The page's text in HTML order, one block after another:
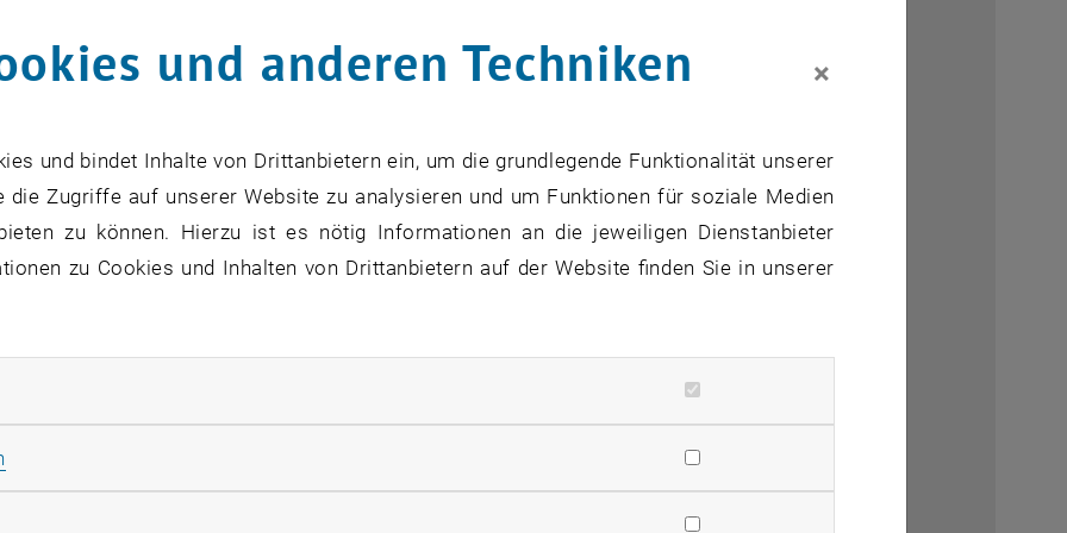
und anderen Techniken ×
und bindet Inhalte von Drittanbietern ein, um die grundlegende Funktionalität unserer
Zugriffe auf unserer Website zu analysieren und um Funktionen für soziale Medien
zu können. Hierzu ist es nötig Informationen an die jeweiligen Dienstanbieter
zu Cookies und Inhalten von Drittanbietern auf der Website finden Sie in unserer